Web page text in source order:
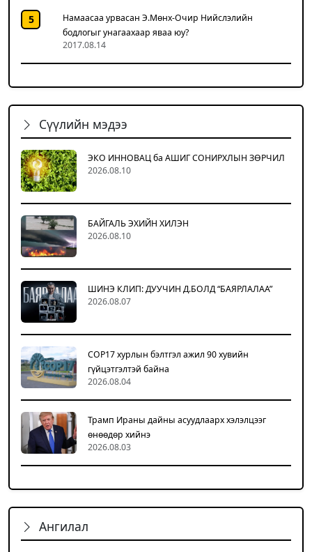
5
Намаасаа урвасан Э.Мөнх-Очир Нийслэлийн
бодлогыг унагаахаар яваа юу?
2017.08.14
Сүүлийн мэдээ
ЭКО ИННОВАЦ ба АШИГ СОНИРХЛЫН ЗӨРЧИЛ
2026.08.10
БАЙГАЛЬ ЭХИЙН ХИЛЭН
2026.08.10
ШИНЭ КЛИП: ДУУЧИН Д.БОЛД “БАЯРЛАЛАА”
2026.08.07
COP17 хурлын бэлтгэл ажил 90 хувийн
гүйцэтгэлтэй байна
2026.08.04
Трамп Ираны дайны асуудлаарх хэлэлцээг
өнөөдөр хийнэ
2026.08.03
Ангилал